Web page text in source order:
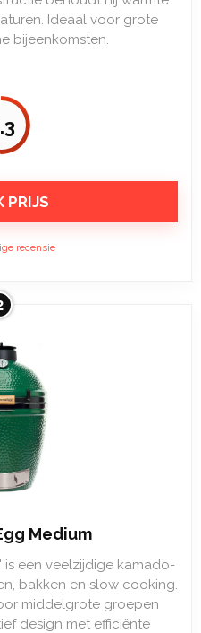
Ideaal voor grote
bijeenkomsten.
PRIJS
recensie
Medium
is een veelzijdige kamado-
bakken en slow cooking.
middelgrote groepen
design met efficiënte